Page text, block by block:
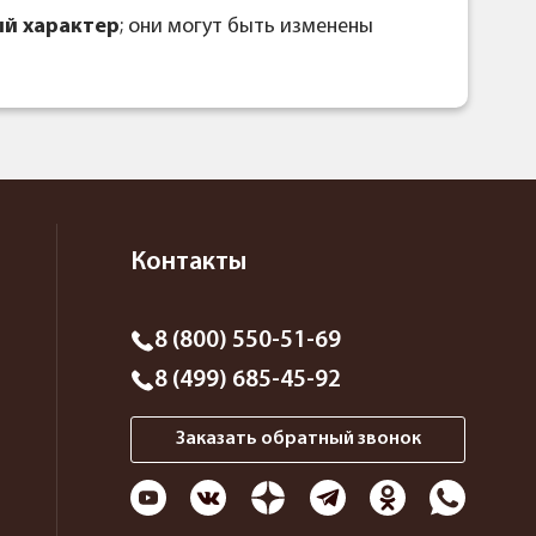
характер; они могут быть изменены
Контакты
8 (800) 550-51-69
8 (499) 685-45-92
Заказать обратный звонок